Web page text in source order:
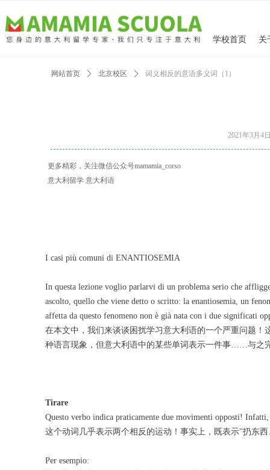
学校首页
网站首页 ꄲ 北京校区 ꄲ 词义相反的意语多义词（1）
I casi più comuni di ENANTIOSEMIA
In questa lezione voglio parlarvi di un problema serio che
ascolto, quello che viene detto o scritto: la enantiosemia, un
affetta da questo fenomeno non è già nata con i due significati
在本文中，我们来谈谈困扰学习意大利语的一个严重问题！
种语言现象，但意大利语中的某些单词表示一件事……与之
Tirare
Questo verbo indica praticamente due movimenti opposti!
这个动词几乎表示两个相反的运动！事实上，既表示"扔东
Per esempio:
2021年3月4
更多精彩，关注微信公众号mamamia_corso
意大利留学 意大利语